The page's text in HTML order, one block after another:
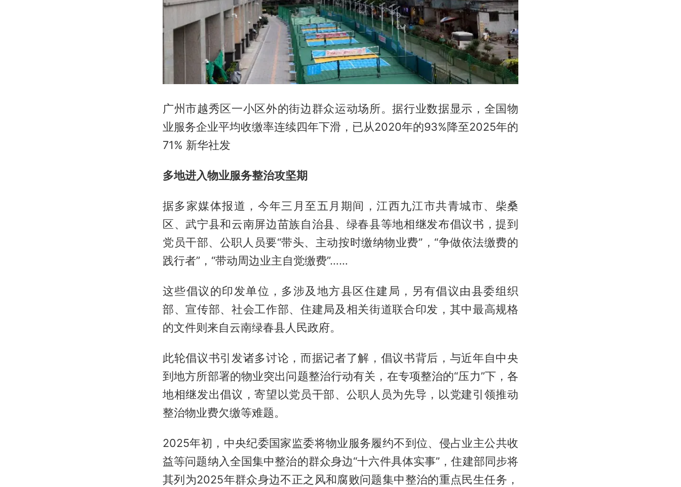
广州市越秀区一小区外的街边群众运动场所。据行业数据显示，全国物
业服务企业平均收缴率连续四年下滑，已从2020年的93%降至2025年的
71% 新华社发
多地进入物业服务整治攻坚期
据多家媒体报道，今年三月至五月期间，江西九江市共青城市、柴桑
区、武宁县和云南屏边苗族自治县、绿春县等地相继发布倡议书，提到
党员干部、公职人员要“带头、主动按时缴纳物业费”，“争做依法缴费的
践行者”，“带动周边业主自觉缴费”……
这些倡议的印发单位，多涉及地方县区住建局，另有倡议由县委组织
部、宣传部、社会工作部、住建局及相关街道联合印发，其中最高规格
的文件则来自云南绿春县人民政府。
此轮倡议书引发诸多讨论，而据记者了解，倡议书背后，与近年自中央
到地方所部署的物业突出问题整治行动有关，在专项整治的“压力”下，各
地相继发出倡议，寄望以党员干部、公职人员为先导，以党建引领推动
整治物业费欠缴等难题。
2025年初，中央纪委国家监委将物业服务履约不到位、侵占业主公共收
益等问题纳入全国集中整治的群众身边“十六件具体实事”，住建部同步将
其列为2025年群众身边不正之风和腐败问题集中整治的重点民生任务，